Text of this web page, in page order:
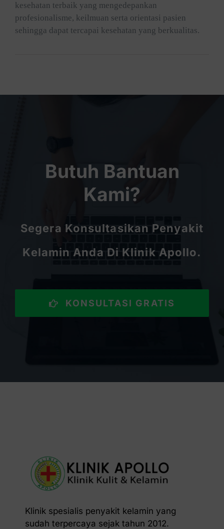
kesehatan terbaik yang mengedepankan
profesionalisme, keilmuan serta orientasi pasien
sehingga dapat tercapai kesehatan yang berkualitas.
Butuh Bantuan
Kami?
Segera Konsultasikan Penyakit
Kelamin Anda Di Klinik Apollo.
KONSULTASI GRATIS
Klinik spesialis penyakit kelamin yang
sudah terpercaya sejak tahun 2012.